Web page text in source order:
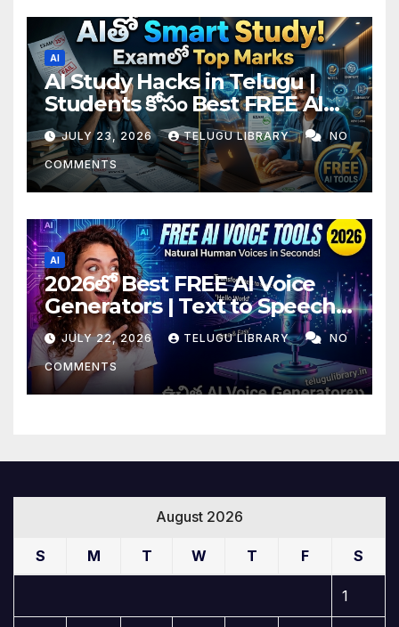
AI
AI Study Hacks in Telugu |
Students కోసం Best FREE AI
Tools & Smart Study Tips
(2026)
JULY 23, 2026 TELUGU LIBRARY NO
COMMENTS
AI
2026లో Best FREE AI Voice
Generators | Text to Speech
కోసం Top 4 AI Tools
JULY 22, 2026 TELUGU LIBRARY NO
COMMENTS
August 2026
S M T W T F S
1